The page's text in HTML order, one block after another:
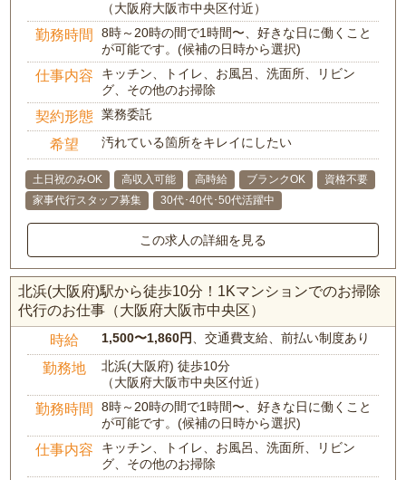
（大阪府大阪市中央区付近）
勤務時間
8時～20時の間で1時間〜、好きな日に働くこと
が可能です。(候補の日時から選択)
仕事内容
キッチン、トイレ、お風呂、洗面所、リビン
グ、その他のお掃除
契約形態 業務委託
希望 汚れている箇所をキレイにしたい
土日祝のみOK 高収入可能 高時給 ブランクOK
資格不要
家事代行スタッフ募集
30代･40代･50代活躍中
この求人の詳細を見る
北浜(大阪府)駅から徒歩10分！1Kマンションでのお掃除
代行のお仕事（大阪府大阪市中央区）
時給 1,500〜1,860円 、交通費支給、前払い制度あり
勤務地
北浜(大阪府) 徒歩10分
（大阪府大阪市中央区付近）
勤務時間
8時～20時の間で1時間〜、好きな日に働くこと
が可能です。(候補の日時から選択)
仕事内容
キッチン、トイレ、お風呂、洗面所、リビン
グ、その他のお掃除